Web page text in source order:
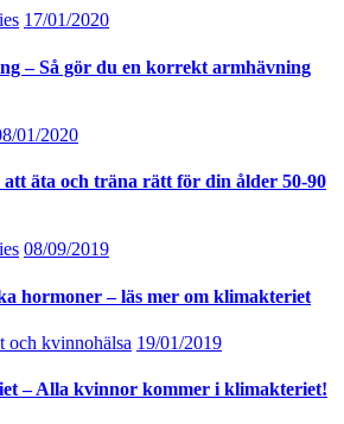
17/01/2020
– Så gör du en korrekt armhävning
01/2020
äta och träna rätt för din ålder 50-90
08/09/2019
hormoner – läs mer om klimakteriet
och kvinnohälsa 19/01/2019
– Alla kvinnor kommer i klimakteriet!